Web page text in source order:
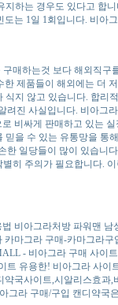
지하는 경우도 있다고 합
도는 1일 1회입니다. 비아
구매하는것 보다 해외직구
한 제품들이 해외에는 더
식지 않고 있습니다. 합리
려진 사실입니다. 비아그
비싸게 판매하고 있는
믿을 수 있는 유통망을 통
한 일당들이 많이 있습니
별히 주의가 필요합니다.
비아그라처방 파워맨 남
카마그라 구매-카마그라구
- 비아그라 구매 사이
트 유용한! 비아그라 사이
약국사이트,시알리스효과
그라 구매/구입 캔디약국